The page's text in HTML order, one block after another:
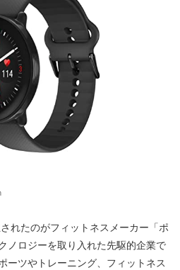
れたのがフィットネスメーカー「ポ
ノロジーを取り入れた先駆的企業で
ーツやトレーニング、フィットネス